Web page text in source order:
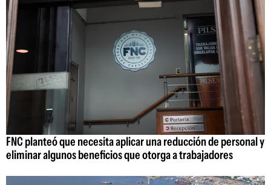
FNC planteó que necesita aplicar una reducción de personal y
eliminar algunos beneficios que otorga a trabajadores